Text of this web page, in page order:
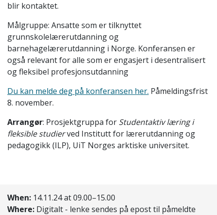
blir kontaktet.
Målgruppe: Ansatte som er tilknyttet
grunnskolelærerutdanning og
barnehagelærerutdanning i Norge. Konferansen er
også relevant for alle som er engasjert i desentralisert
og fleksibel profesjonsutdanning
Du kan melde deg på konferansen her. Påmeldingsfrist
8. november.
Arrangør: Prosjektgruppa for Studentaktiv læring i
fleksible studierved Institutt for lærerutdanning og
pedagogikk (ILP), UiT Norges arktiske universitet.
When: 14.11.24 at 09.00–15.00
Where: Digitalt - lenke sendes på epost til påmeldte